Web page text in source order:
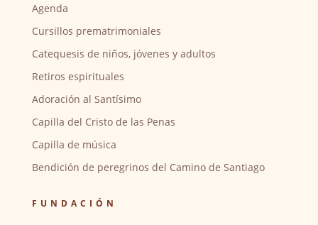
Agenda
Cursillos prematrimoniales
Catequesis de niños, jóvenes y adultos
Retiros espirituales
Adoración al Santísimo
Capilla del Cristo de las Penas
Capilla de música
Bendición de peregrinos del Camino de Santiago
FUNDACIÓN